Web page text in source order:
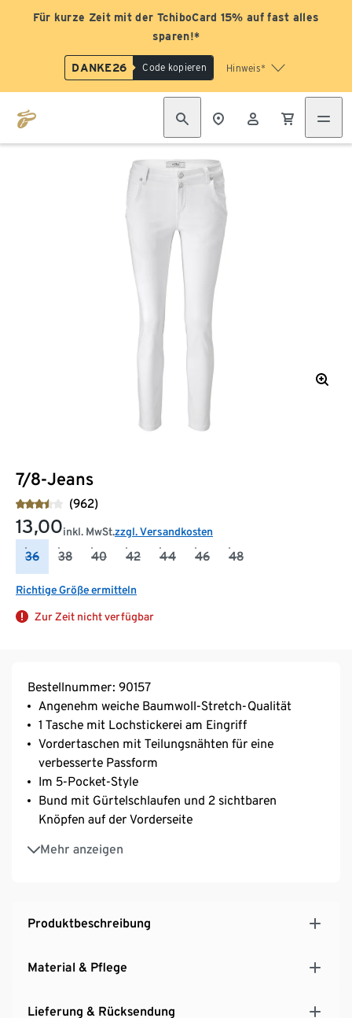
Für kurze Zeit mit der TchiboCard 15% auf fast alles
sparen!*
DANKE26 Code kopieren Hinweis*
7/8-Jeans
(962)
13,00inkl. MwSt.zzgl. Versandkosten
36 38 40 42 44 46 48
Richtige Größe ermitteln
Zur Zeit nicht verfügbar
Bestellnummer: 90157
Angenehm weiche Baumwoll-Stretch-Qualität
1 Tasche mit Lochstickerei am Eingriff
Vordertaschen mit Teilungsnähten für eine
verbesserte Passform
Im 5-Pocket-Style
Bund mit Gürtelschlaufen und 2 sichtbaren
Knöpfen auf der Vorderseite
Mehr anzeigen
Mit Elasthan: formbeständig, perfekter Sitz, hoher
Tragekomfort
Produktbeschreibung
Material & Pflege
Lieferung & Rücksendung